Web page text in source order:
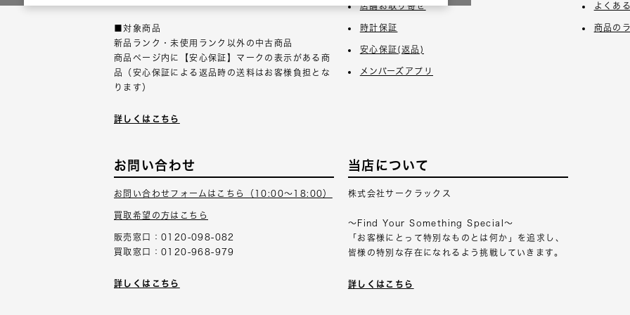
■対象商品
新品ランク・未使用ランク以外の中古商品
商品ページ内に【安心保証】マークの表示がある商
品（安心保証による返品時の送料はお客様負担とな
ります）
詳しくはこちら
店舗お取り寄せ
時計保証
安心保証(返品)
メンバーズアプリ
よくあ
商品の
お問い合わせ
お問い合わせフォームはこちら（10:00～18:00）
買取希望の方はこちら
販売窓口：0120-098-082
買取窓口：0120-968-979
詳しくはこちら
当店について
株式会社サークラックス
～Find Your Something Special～
「お客様にとって特別なものとは何か」を追求し、
皆様の特別な存在になれるよう挑戦していきます。
詳しくはこちら